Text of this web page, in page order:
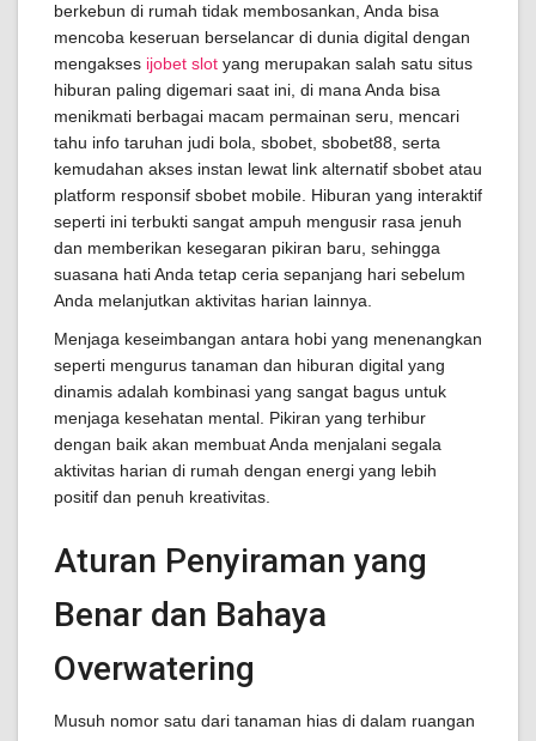
berkebun di rumah tidak membosankan, Anda bisa
mencoba keseruan berselancar di dunia digital dengan
mengakses ijobet slot yang merupakan salah satu situs
hiburan paling digemari saat ini, di mana Anda bisa
menikmati berbagai macam permainan seru, mencari
tahu info taruhan judi bola, sbobet, sbobet88, serta
kemudahan akses instan lewat link alternatif sbobet atau
platform responsif sbobet mobile. Hiburan yang interaktif
seperti ini terbukti sangat ampuh mengusir rasa jenuh
dan memberikan kesegaran pikiran baru, sehingga
suasana hati Anda tetap ceria sepanjang hari sebelum
Anda melanjutkan aktivitas harian lainnya.
Menjaga keseimbangan antara hobi yang menenangkan
seperti mengurus tanaman dan hiburan digital yang
dinamis adalah kombinasi yang sangat bagus untuk
menjaga kesehatan mental. Pikiran yang terhibur
dengan baik akan membuat Anda menjalani segala
aktivitas harian di rumah dengan energi yang lebih
positif dan penuh kreativitas.
Aturan Penyiraman yang
Benar dan Bahaya
Overwatering
Musuh nomor satu dari tanaman hias di dalam ruangan